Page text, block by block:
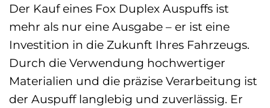
Der Kauf eines Fox Duplex Auspuffs ist
mehr als nur eine Ausgabe – er ist eine
Investition in die Zukunft Ihres Fahrzeugs.
Durch die Verwendung hochwertiger
Materialien und die präzise Verarbeitung ist
der Auspuff langlebig und zuverlässig. Er